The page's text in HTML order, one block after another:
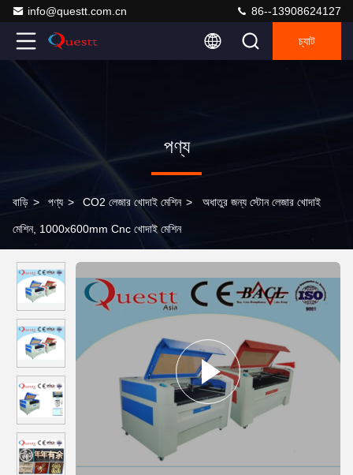
info@questt.com.cn 86--13908624127
চ্যাট
পণ্য
বাড়ি > পণ্য > CO2 লেজার খোদাই মেশিন > অধাতুর জন্য স্টোন লেজার খোদাই
মেশিন, 1000x600mm Cnc খোদাই মেশিন